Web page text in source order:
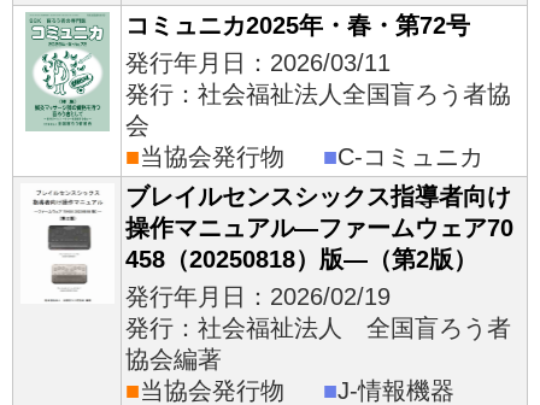
コミュニカ2025年・春・第72号
発行年月日：2026/03/11
発行：社会福祉法人全国盲ろう者協
会
■当協会発行物 ■C-コミュニカ
ブレイルセンスシックス指導者向け
操作マニュアル―ファームウェア70
458（20250818）版―（第2版）
発行年月日：2026/02/19
発行：社会福祉法人 全国盲ろう者
協会編著
■当協会発行物 ■J-情報機器